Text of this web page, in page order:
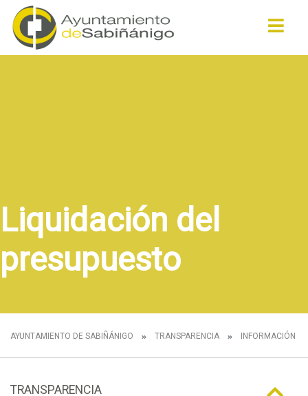
Liquidación del
presupuesto
AYUNTAMIENTO DE SABIÑÁNIGO TRANSPARENCIA INFORMACIÓN
TRANSPARENCIA